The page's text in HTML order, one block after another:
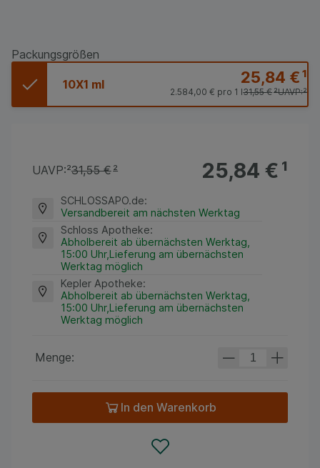
Packungsgrößen
10X1 ml 25,84 €¹
UAVP:²
31,55 €²
2.584,00 € pro 1 l
25,84 €¹
UAVP:²31,55 €²
SCHLOSSAPO.de:
Versandbereit am nächsten Werktag
Schloss Apotheke:
Abholbereit ab übernächsten Werktag,
15:00 Uhr,Lieferung am übernächsten
Werktag möglich
Kepler Apotheke:
Abholbereit ab übernächsten Werktag,
15:00 Uhr,Lieferung am übernächsten
Werktag möglich
Menge:
In den Warenkorb